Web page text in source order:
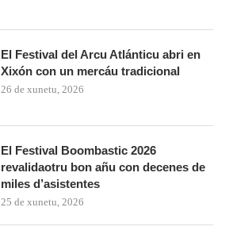
El Festival del Arcu Atlánticu abri en
Xixón con un mercáu tradicional
26 de xunetu, 2026
El Festival Boombastic 2026
revalidaotru bon añu con decenes de
miles d’asistentes
25 de xunetu, 2026